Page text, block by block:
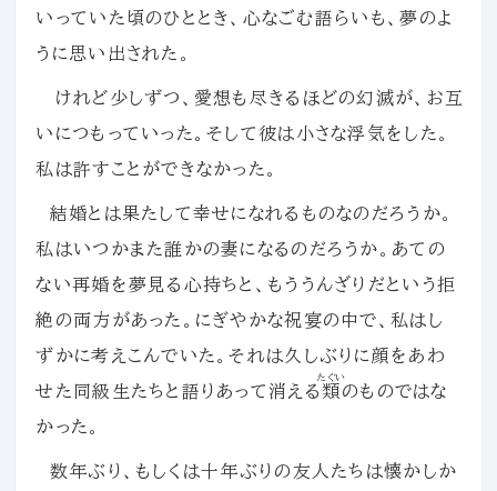
いっていた頃のひととき、心なごむ語らいも、夢のよ
うに思い出された。
けれど少しずつ、愛想も尽きるほどの幻滅が、お互
いにつもっていった。そして彼は小さな浮気をした。
私は許すことができなかった。
結婚とは果たして幸せになれるものなのだろうか。
私はいつかまた誰かの妻になるのだろうか。あての
ない再婚を夢見る心持ちと、もううんざりだという拒
絶の両方があった。にぎやかな祝宴の中で、私はし
ずかに考えこんでいた。それは久しぶりに顔をあわ
せた同級生たちと語りあって消える 類
たぐい
のものではな
かった。
数年ぶり、もしくは十年ぶりの友人たちは懐かしか